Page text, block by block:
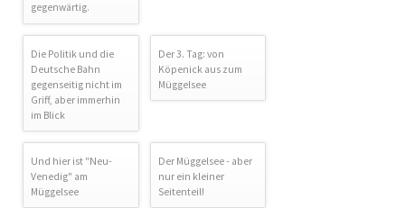
gegenwärtig.
Die Politik und die
Deutsche Bahn
gegenseitig nicht im
Griff, aber immerhin
im Blick
Der 3. Tag: von
Köpenick aus zum
Müggelsee
Und hier ist "Neu-
Venedig" am
Müggelsee
Der Müggelsee - aber
nur ein kleiner
Seitenteil!